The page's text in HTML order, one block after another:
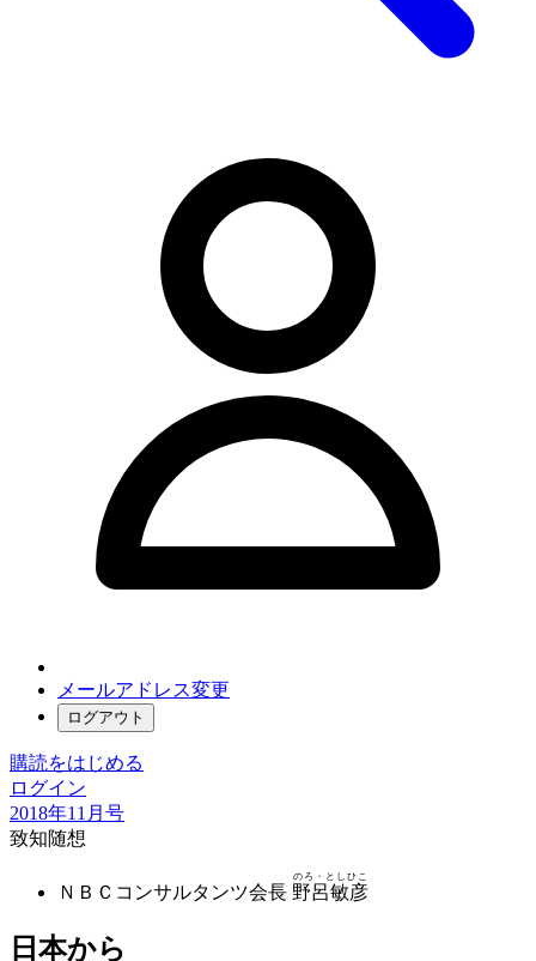
メールアドレス変更
ログアウト
購読をはじめる
ログイン
2018年11月号
致知随想
ＮＢＣコンサルタンツ会長 野呂敏彦
のろ・としひこ
日本から